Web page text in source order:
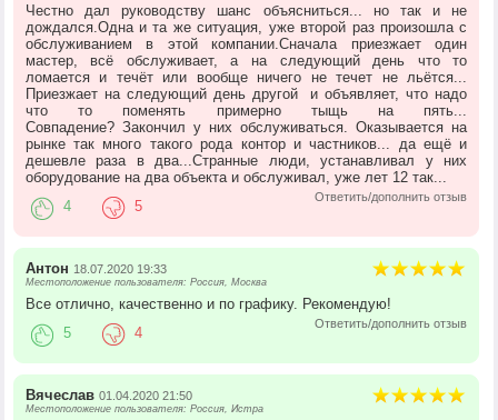
Честно дал руководству шанс объясниться... но так и не
дождался.Одна и та же ситуация, уже второй раз произошла с
обслуживанием в этой компании.Сначала приезжает один
мастер, всё обслуживает, а на следующий день что то
ломается и течёт или вообще ничего не течет не льётся...
Приезжает на следующий день другой и объявляет, что надо
что то поменять примерно тыщь на пять...
Совпадение? Закончил у них обслуживаться. Оказывается на
рынке так много такого рода контор и частников... да ещё и
дешевле раза в два...Странные люди, устанавливал у них
оборудование на два объекта и обслуживал, уже лет 12 так...
Ответить/дополнить отзыв
4 5
Антон 18.07.2020 19:33
Местоположение пользователя: Россия, Москва
Все отлично, качественно и по графику. Рекомендую!
Ответить/дополнить отзыв
5 4
Вячеслав 01.04.2020 21:50
Местоположение пользователя: Россия, Истра